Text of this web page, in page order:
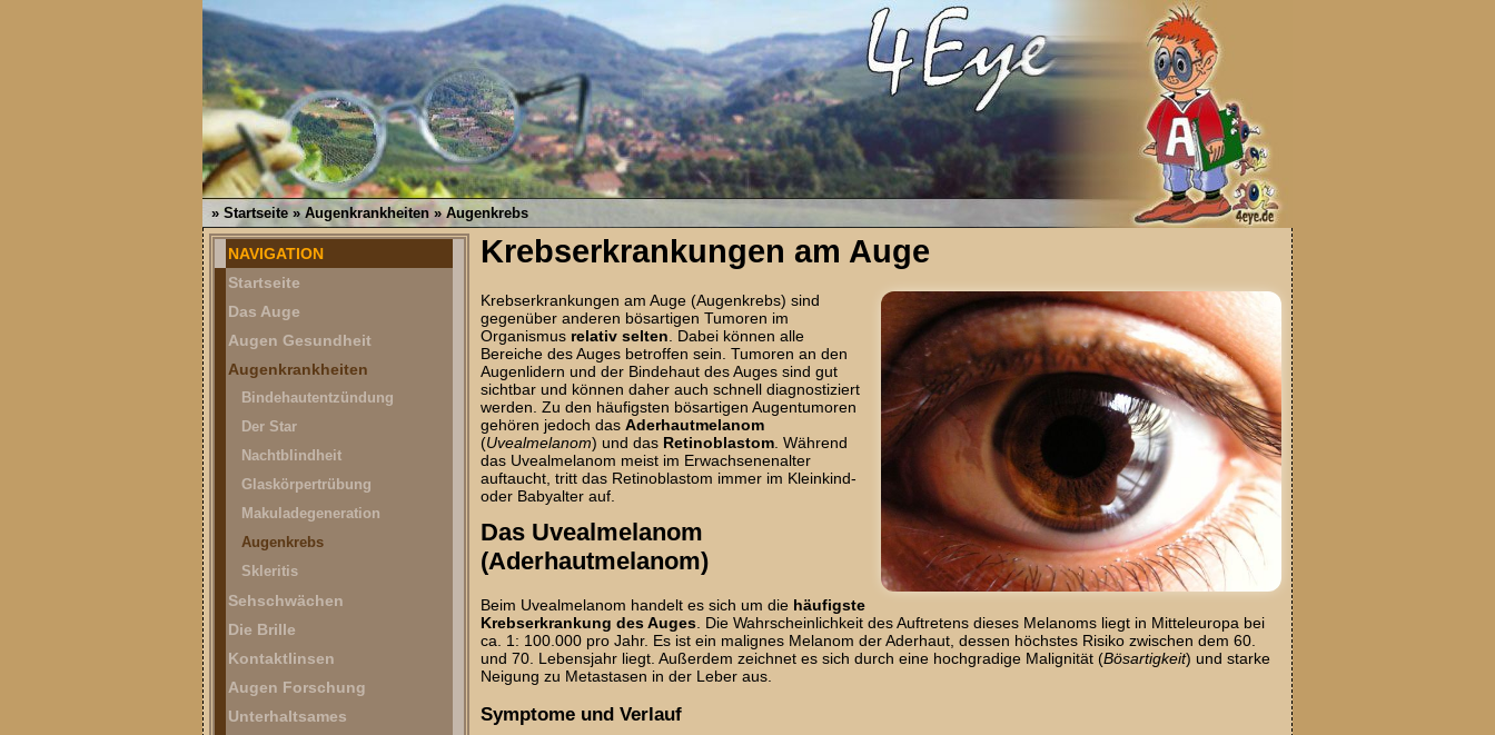
» Startseite »Augenkrankheiten »Augenkrebs
Krebserkrankungen am Auge
Krebserkrankungen am Auge (Augenkrebs) sind
gegenüber anderen bösartigen Tumoren im
Organismus relativ selten. Dabei können alle
Bereiche des Auges betroffen sein. Tumoren an den
Augenlidern und der Bindehaut des Auges sind gut
sichtbar und können daher auch schnell diagnostiziert
werden. Zu den häufigsten bösartigen Augentumoren
gehören jedoch das Aderhautmelanom
(Uvealmelanom) und das Retinoblastom. Während
das Uvealmelanom meist im Erwachsenenalter
auftaucht, tritt das Retinoblastom immer im Kleinkind-
oder Babyalter auf.
Das Uvealmelanom
(Aderhautmelanom)
Beim Uvealmelanom handelt es sich um die häufigste
Krebserkrankung des Auges. Die Wahrscheinlichkeit des Auftretens dieses Melanoms liegt in Mitteleuropa bei
ca. 1: 100.000 pro Jahr. Es ist ein malignes Melanom der Aderhaut, dessen höchstes Risiko zwischen dem 60.
und 70. Lebensjahr liegt. Außerdem zeichnet es sich durch eine hochgradige Malignität (Bösartigkeit) und starke
Neigung zu Metastasen in der Leber aus.
Symptome und Verlauf
NAVIGATION
Startseite
Das Auge
Augen Gesundheit
Augenkrankheiten
Bindehautentzündung
Der Star
Nachtblindheit
Glaskörpertrübung
Makuladegeneration
Augenkrebs
Skleritis
Sehschwächen
Die Brille
Kontaktlinsen
Augen Forschung
Unterhaltsames